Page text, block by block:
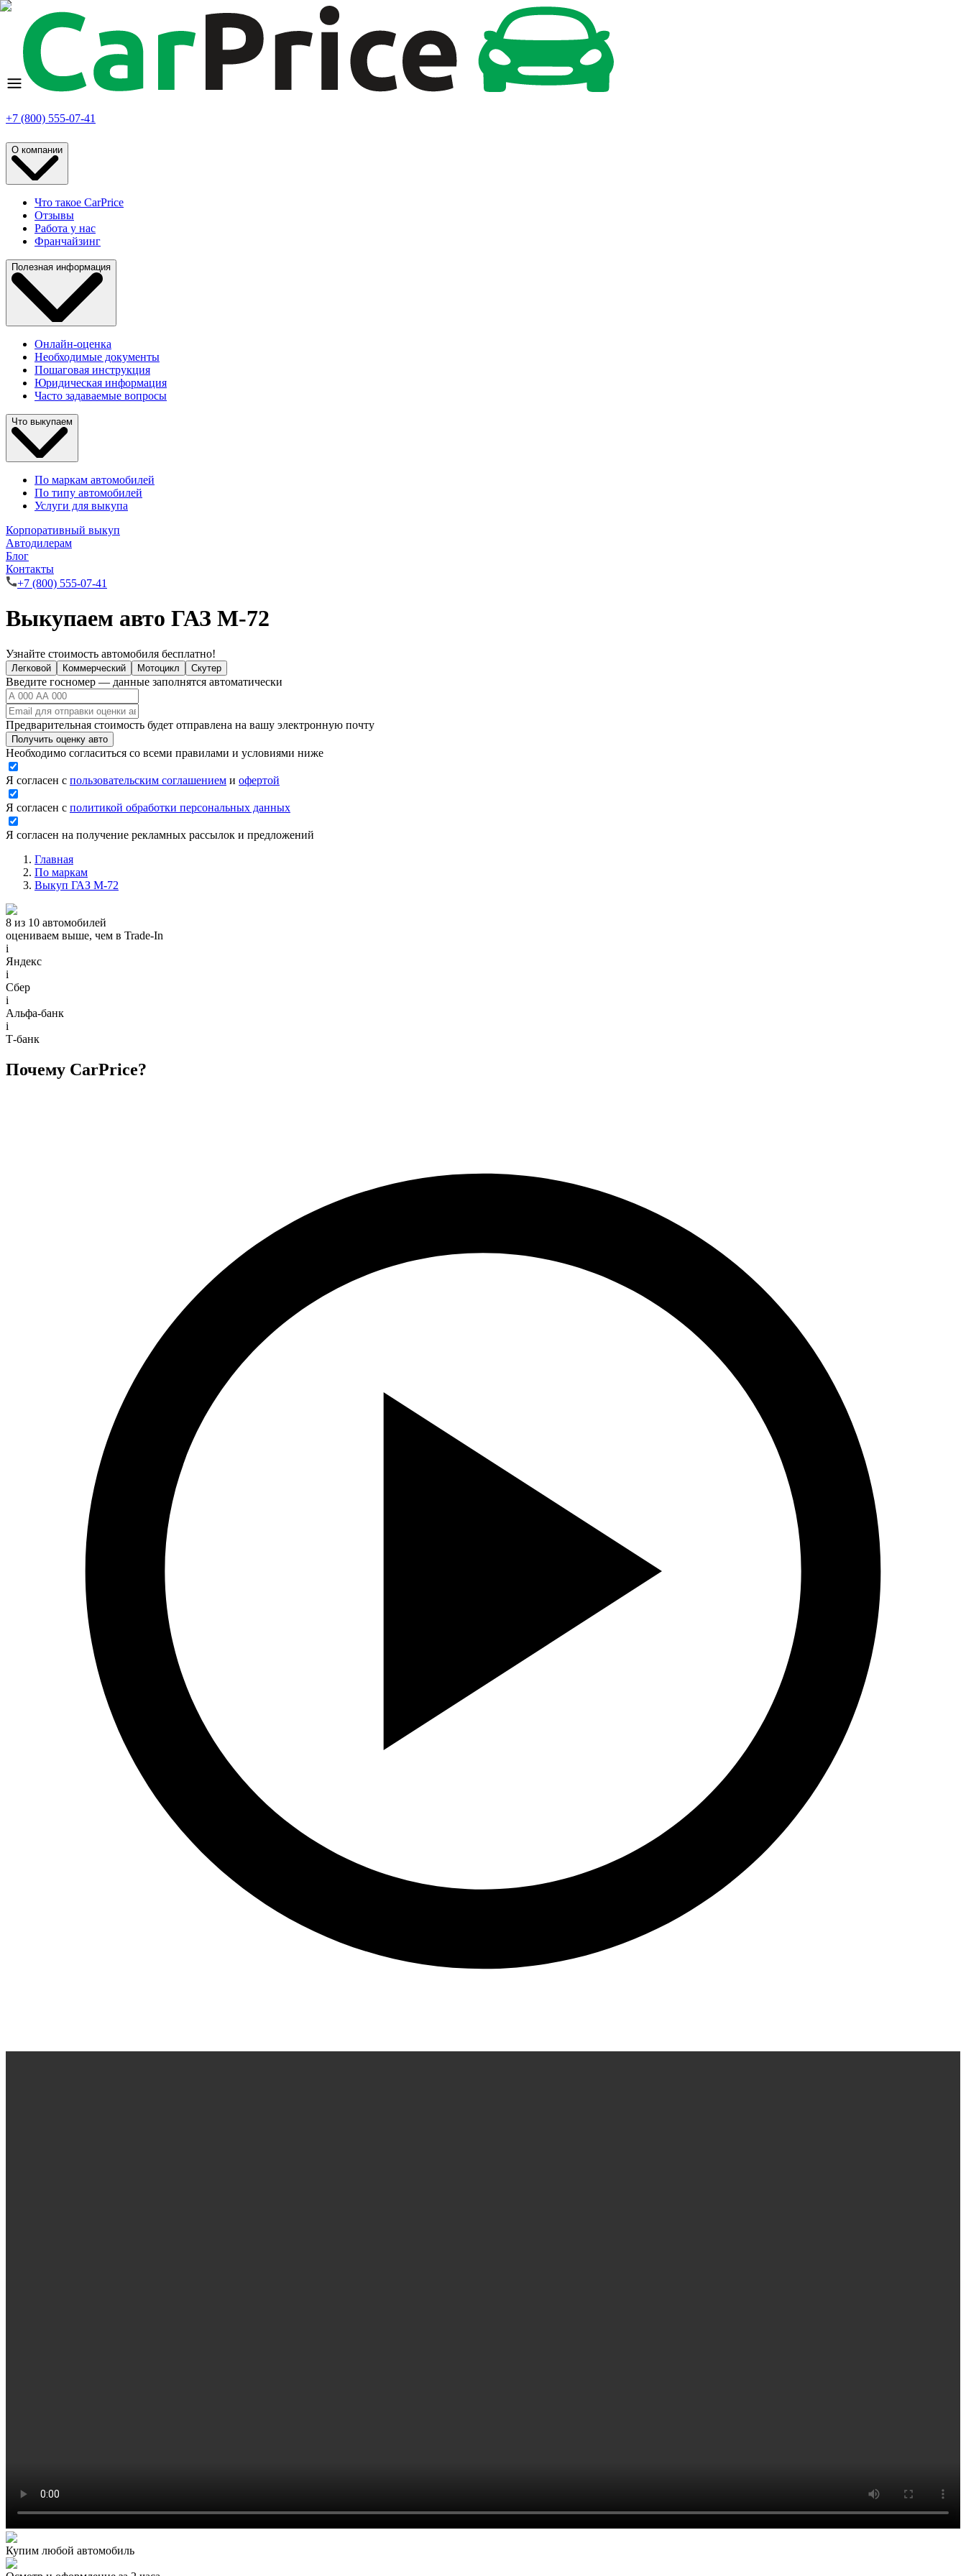
+7 (800) 555-07-41
О компании
Что такое CarPrice
Отзывы
Работа у нас
Франчайзинг
Полезная информация
Онлайн-оценка
Необходимые документы
Пошаговая инструкция
Юридическая информация
Часто задаваемые вопросы
Что выкупаем
По маркам автомобилей
По типу автомобилей
Услуги для выкупа
Корпоративный выкуп
Автодилерам
Блог
Контакты
+7 (800) 555-07-41
Выкупаем авто ГАЗ М-72
Узнайте стоимость автомобиля бесплатно!
Легковой Коммерческий Мотоцикл Скутер
Введите госномер — данные заполнятся автоматически
Предварительная стоимость будет отправлена на вашу электронную почту
Получить оценку авто
Необходимо согласиться со всеми правилами и условиями ниже
Я согласен с пользовательским соглашением и офертой
Я согласен с политикой обработки персональных данных
Я согласен на получение рекламных рассылок и предложений
Главная
По маркам
Выкуп ГАЗ М-72
8 из 10 автомобилей
оцениваем выше, чем в Trade‑In
i
Яндекс
i
Сбер
i
Альфа-банк
i
Т-банк
Почему CarPrice?
Купим любой автомобиль